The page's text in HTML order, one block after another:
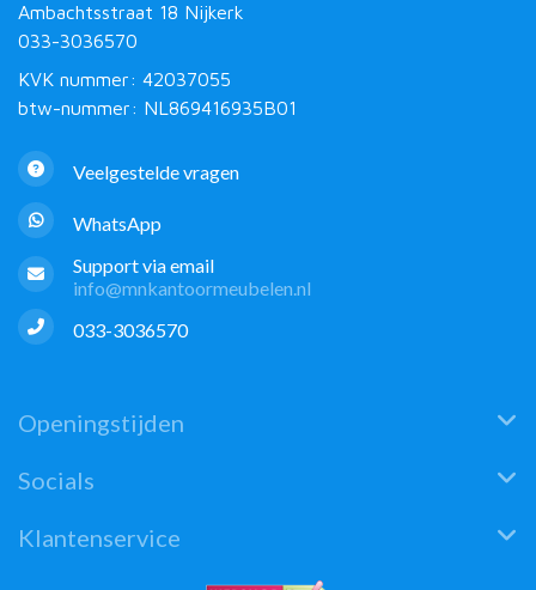
Ambachtsstraat 18 Nijkerk
033-3036570
KVK nummer: 42037055
btw-nummer: NL869416935B01
Veelgestelde vragen
WhatsApp
Support via email
info@mnkantoormeubelen.nl
033-3036570
Openingstijden
Socials
Klantenservice